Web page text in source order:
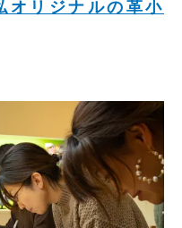
オリジナルの革小